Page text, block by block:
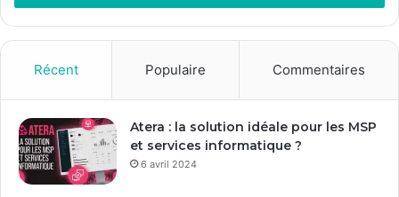
e
z
r
e
a
d
Récent Populaire Commentaires
Atera : la solution idéale pour les MSP
et services informatique ?
6 avril 2024